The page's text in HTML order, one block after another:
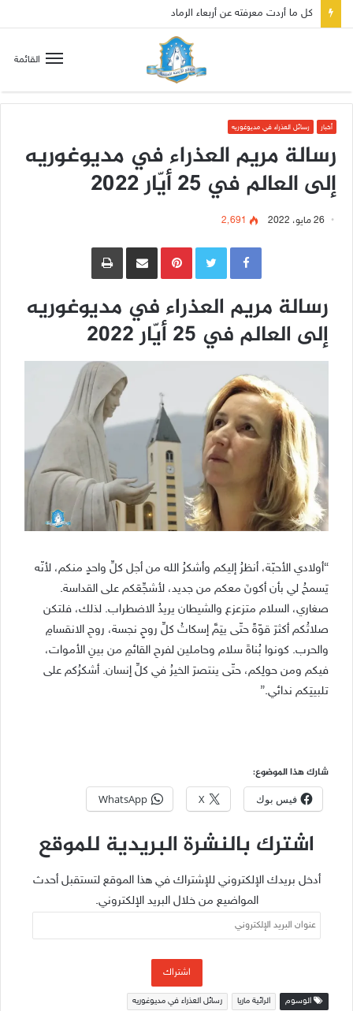
القائمة
أخبار رسائل العذراء في مديوغوريه
رسالة مريم العذراء في مديوغوريه
إلى العالم في 25 أيّار 2022
26 مايو، 2022 2٬691
Pinterestمشاركة عبر البريد طباعة
رسالة مريم العذراء في مديوغوريه
إلى العالم في 25 أيّار 2022
“أولادي الأحبّة، أنظرُ إليكم وأشكرُ الله من أجل كلِّ واحدٍ منكم، لأنّه
يَسمحُ لي بأن أكونَ معكم من جديد، لأشجِّعَكم على القداسة.
صغاري، السلام متزعزع والشيطان يريدُ الاضطراب. لذلك، فلتكن
صلاتُكم أكثرَ قوّةً حتّى يتِمَّ إسكاتُ كلِّ روحٍ نجسة، روحِ الانقسامِ
والحرب. كونوا بُناةَ سلام وحاملين لفرحِ القائمِ من بينِ الأموات،
فيكم ومن حولِكم، حتّى ينتصرَ الخيرُ في كلِّ إنسان. أشكرُكم على
تلبيتِكم ندائي.”
شارك هذا الموضوع:
فيس بوك X
WhatsApp
اشترك بالنشرة البريدية للموقع
أدخل بريدك الإلكتروني للإشتراك في هذا الموقع لتستقبل أحدث
المواضيع من خلال البريد الإلكتروني.
عنوان
البريد
اشتراك
الوسوم الرائية ماريا رسائل العذراء في مديوغوريه